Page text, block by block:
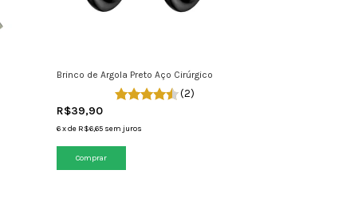
Brinco de Argola Preto Aço Cirúrgico
(2)
R$39,90
6xde R$6,65 sem juros
Comprar